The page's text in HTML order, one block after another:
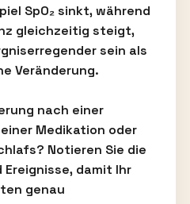
SpO₂ sinkt, während
gleichzeitig steigt,
sein als
Veränderung.
nach einer
Medikation oder
Notieren Sie die
damit Ihr
genau